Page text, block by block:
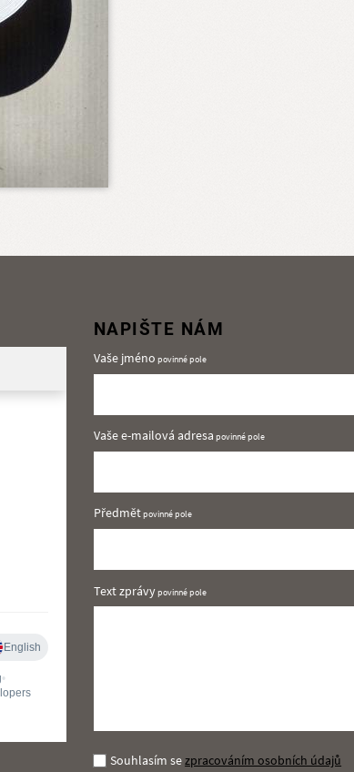
NAPIŠTE NÁM
Vaše jméno
Vaše e-mailová adresa
Předmět
Text zprávy
Souhlasím
Souhlasím sezpracováním osobních údajů